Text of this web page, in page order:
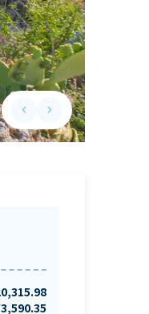
keyboard_arrow_leftPrevious slide
keyboard_arrow_rightNext slide
3,590.35